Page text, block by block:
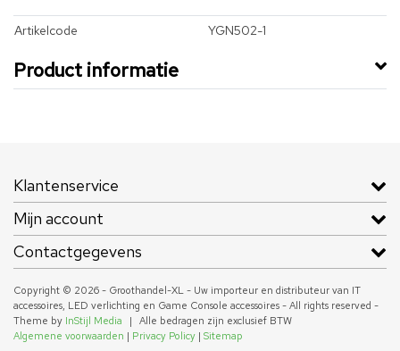
Artikelcode YGN502-1
Product informatie
Klantenservice
Mijn account
Contactgegevens
Copyright © 2026 - Groothandel-XL - Uw importeur en distributeur van IT
accessoires, LED verlichting en Game Console accessoires - All rights reserved -
Theme by InStijl Media |
Alle bedragen zijn exclusief BTW
Algemene voorwaarden | Privacy Policy | Sitemap